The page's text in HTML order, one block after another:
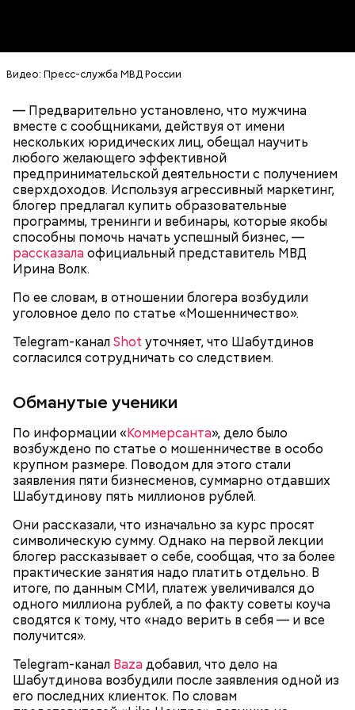
Видео: Пресс-служба МВД России
— Предварительно установлено, что мужчина
вместе с сообщниками, действуя от имени
нескольких юридических лиц, обещал научить
любого желающего эффективной
предпринимательской деятельности с получением
сверхдоходов. Используя агрессивный маркетинг,
блогер предлагал купить образовательные
программы, тренинги и вебинары, которые якобы
способны помочь начать успешный бизнес, —
рассказалаофициальный представитель МВД
Ирина Волк.
По ее словам, в отношении блогера возбудили
уголовное дело по статье «Мошенничество».
Telegram-каналShotуточняет, что Шабутдинов
согласился сотрудничать со следствием.
Обманутые ученики
По информации «Коммерсанта», дело было
возбуждено по статье о мошенничестве в особо
крупном размере. Поводом для этого стали
заявления пяти бизнесменов, суммарно отдавших
Шабутдинову пять миллионов рублей.
Они рассказали, что изначально за курс просят
символическую сумму. Однако на первой лекции
блогер рассказывает о себе, сообщая, что за более
практические занятия надо платить отдельно. В
итоге, по данным СМИ, платеж увеличивался до
одного миллиона рублей, а по факту советы коуча
сводятся к тому, что «надо верить в себя — и все
получится».
Telegram-канал Bazaдобавил, что дело на
Шабутдинова возбудили после заявления одной из
его последних клиенток. По словам
Врачи обнаружили в крови мальчика вещества,
В ходе проверки медицинских показателей матери
следователи узнали о сделанной в 2010 году
операции, после которой она не могла родить. При
этом по документам в 2018 и 2019 годах Логинова
родила самостоятельно.
— По данным следствия, в период 2018–2019 годов
женщина дважды обратилась в
специализированные органы, предоставив
медицинские свидетельства о рождении детей.
Указанные свидетельства содержали ложные
сведения, поскольку в действительности по
медицинским показателям, подтвержденным
детей в этот период являлось физиологически
невозможным, — сообщала старший помощник
Иванова.
медицинских документов она не подтвердилась.
Разумеется, и Маргарита Симоньян, и Ксения
Собчак не смогли пройти мимо таких новостей, и
каждая отреагировала по-своему. Так, главред RT в
своем микроблоге выложила несколько постов, где
посмеялась над несостоявшимся происшествием.
о восьмом участнике покушения
на Соловьева
В одном из них — стикер с надписью «Все будет
ровно», а в другом она грозится отправить
молодых людей из «Параграфа-88» на
перевоспитание к своему отцу.